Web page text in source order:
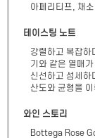
아페리티프, 채
테이스팅 노트
강렬하고 복잡하
기와 같은 열매
신선하고 섬세하
산도와 균형을
와인 스토리
Bottega Rose